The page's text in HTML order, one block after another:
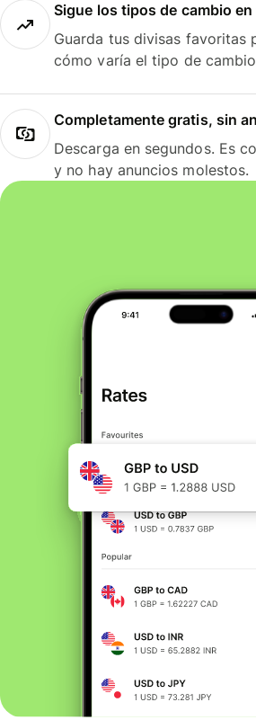
Sigue los tipos de cambio
Guarda tus divisas favoritas
cómo varía el tipo de
Completamente gratis, sin
Descarga en segundos. Es
y no hay anuncios molestos.